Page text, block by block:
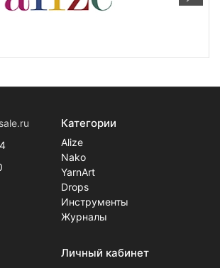
Категории
Alize
Nako
YarnArt
Drops
Инструменты
Журналы
Личный кабинет